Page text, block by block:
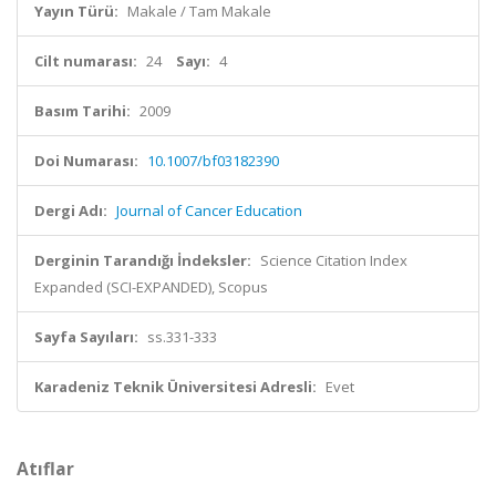
Yayın Türü: Makale / Tam Makale
Cilt numarası: 24 Sayı: 4
Basım Tarihi: 2009
Doi Numarası: 10.1007/bf03182390
Dergi Adı: Journal of Cancer Education
Derginin Tarandığı İndeksler: Science Citation Index
Expanded (SCI-EXPANDED), Scopus
Sayfa Sayıları: ss.331-333
Karadeniz Teknik Üniversitesi Adresli: Evet
Atıflar